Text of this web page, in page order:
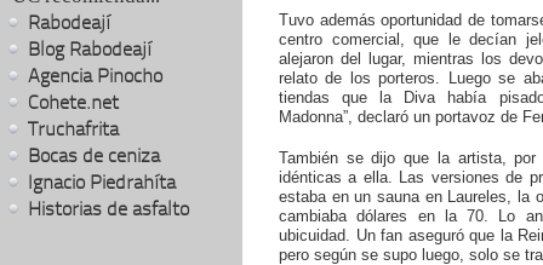
Rabodeají
Blog Rabodeají
Agencia Pinocho
Cohete.net
Truchafrita
Bocas de ceniza
Ignacio Piedrahíta
Historias de asfalto
Tuvo además oportunidad de
centro comercial, que le decían
alejaron del lugar, mientras los
relato de los porteros. Luego se
tiendas que la Diva había
Madonna”, declaró un portavoz de
También se dijo que la artista,
idénticas a ella. Las versiones de
estaba en un sauna en Laureles, la
cambiaba dólares en la 70. Lo
ubicuidad. Un fan aseguró que la
pero según se supo luego, solo se